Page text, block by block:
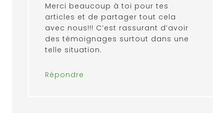
Merci beaucoup à toi pour tes
articles et de partager tout cela
avec nous!!! C’est rassurant d’avoir
des témoignages surtout dans une
telle situation.
Répondre